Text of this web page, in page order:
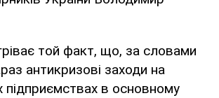
той факт, що, за словами
антикризові заходи на
підприємствах в основному